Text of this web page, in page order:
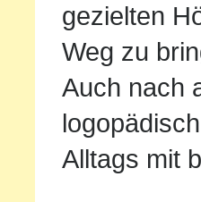
gezielten
Weg zu
Auch nach
Alltags mit